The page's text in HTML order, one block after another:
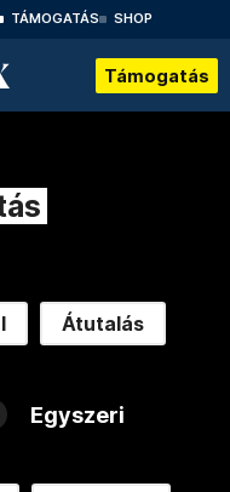
TÁMOGATÁS SHOP
Támogatás
Átutalás
Egyszeri